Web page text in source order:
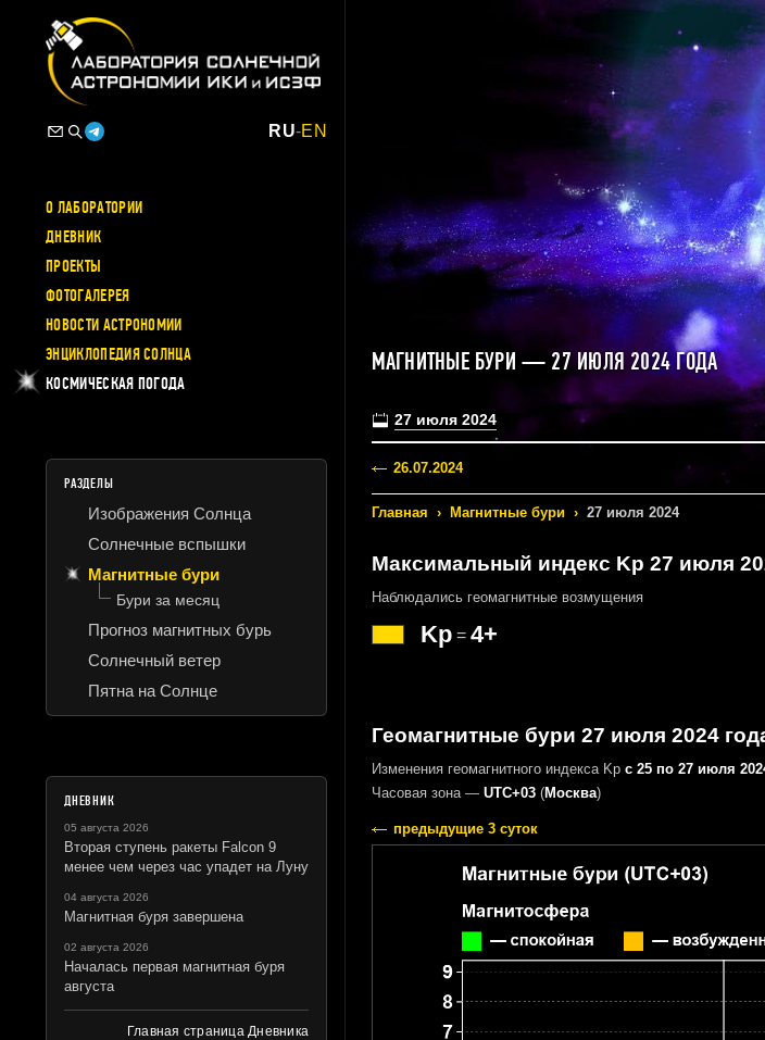
RU-EN
О ЛАБОРАТОРИИ
ДНЕВНИК
ПРОЕКТЫ
ФОТОГАЛЕРЕЯ
НОВОСТИ АСТРОНОМИИ
ЭНЦИКЛОПЕДИЯ СОЛНЦА
КОСМИЧЕСКАЯ ПОГОДА
РАЗДЕЛЫ
Изображения Солнца
Солнечные вспышки
Магнитные бури
Бури за месяц
Прогноз магнитных бурь
Солнечный ветер
Пятна на Солнце
ДНЕВНИК
05 августа 2026
Вторая ступень ракеты Falcon 9
менее чем через час упадет на Луну
04 августа 2026
Магнитная буря завершена
02 августа 2026
Началась первая магнитная буря
августа
Главная страница Дневника
МАГНИТНЫЕ БУРИ — 27 ИЮЛЯ 2024 ГОДА
27 июля 2024
26.07.2024
Главная › Магнитные бури › 27 июля 2024
Максимальный индекс Kp 27 июля
Наблюдались геомагнитные возмущения
Kp= 4+
Геомагнитные бури 27 июля 2024
Изменения геомагнитного индекса Kp с 25 по 27 июля
Часовая зона — UTC+03(Москва)
предыдущие 3 суток